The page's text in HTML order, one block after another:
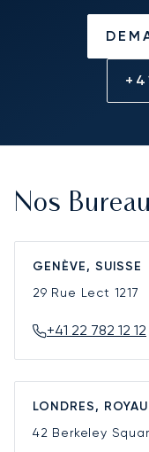
Nos
GENÈVE, SUISSE
29 Rue Lect 1217
+41 22 782 12 12
LONDRES,
42 Berkeley